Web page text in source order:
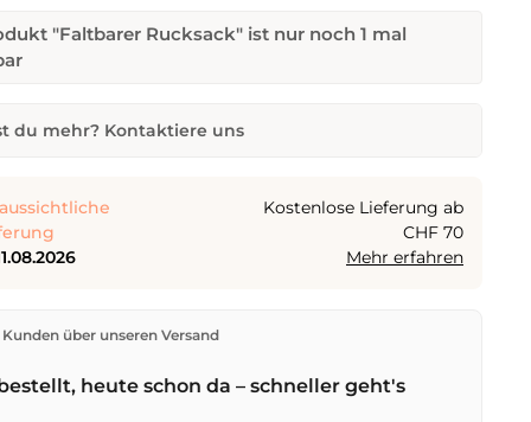
"Faltbarer Rucksack" ist nur noch 1 mal
du mehr? Kontaktiere uns
Wunsch-Lieferdatum
Kostenlose Lieferung ab
CHF 70
Mehr erfahren
direkt aus unserem Lager in Kriens. Ab
kostenlos. Bestellungen bis
Tag versendet – Zustellung am
der Schweizerischen Post.
Kunden über unseren Versand
heute schon da – schneller geht's